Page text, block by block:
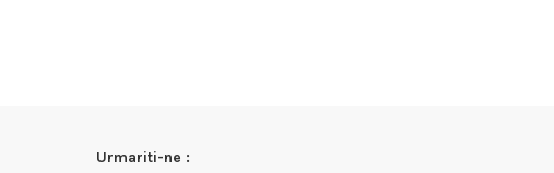
Urmariti-ne :